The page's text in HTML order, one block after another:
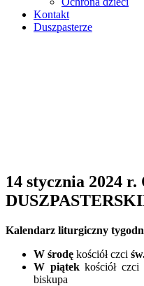
Kontakt
Duszpasterze
14 stycznia 2024
Kalendarz liturgiczny
W środę kościół czci
W piątekkościół czci
biskupa